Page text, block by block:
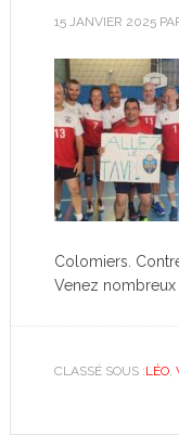
15 JANVIER 2025
Colomiers.
Venez nombreux
CLASSÉ SOUS :LÉO,